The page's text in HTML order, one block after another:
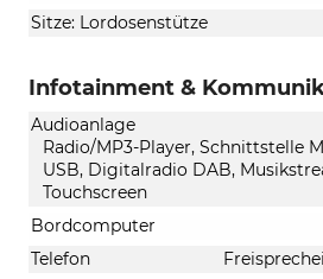
Sitze: Lordosenstütze
Infotainment &
Audioanlage
Radio/MP3-Player, Schnittstelle
USB, Digitalradio DAB,
Touchscreen
Bordcomputer
Telefon